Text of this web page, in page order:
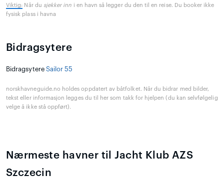
Viktig: Når du sjekker inn i en havn så legger du den til en reise. Du booker ikke
fysisk plass i havna
Bidragsytere
Bidragsytere Sailor 55
norskhavneguide.no holdes oppdatert av båtfolket. Når du bidrar med bilder,
tekst eller informasjon legges du til her som takk for hjelpen (du kan selvfølgelig
velge å ikke stå oppført).
Nærmeste havner til Jacht Klub AZS
Szczecin